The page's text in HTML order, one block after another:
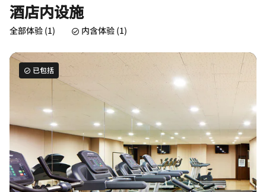
酒店内设施
全部体验 (1) 内含体验 (1)
已包括